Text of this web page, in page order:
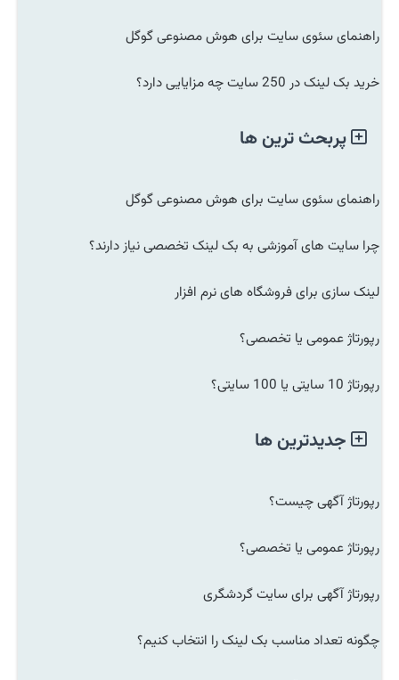
راهنمای سئوی سایت برای هوش مصنوعی گوگل
خرید بک لینک در 250 سایت چه مزایایی دارد؟
پربحث ترین ها
راهنمای سئوی سایت برای هوش مصنوعی گوگل
چرا سایت های آموزشی به بک لینک تخصصی نیاز دارند؟
لینک سازی برای فروشگاه های نرم افزار
رپورتاژ عمومی یا تخصصی؟
رپورتاژ 10 سایتی یا 100 سایتی؟
جدیدترین ها
رپورتاژ آگهی چیست؟
رپورتاژ عمومی یا تخصصی؟
رپورتاژ آگهی برای سایت گردشگری
چگونه تعداد مناسب بک لینک را انتخاب کنیم؟